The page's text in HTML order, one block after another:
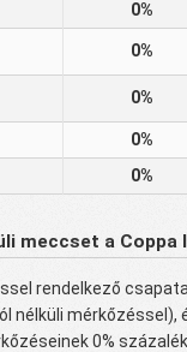
0%
0%
0%
0%
0%
meccset a Coppa
rendelkező
nélküli mérkőzéssel),
0%